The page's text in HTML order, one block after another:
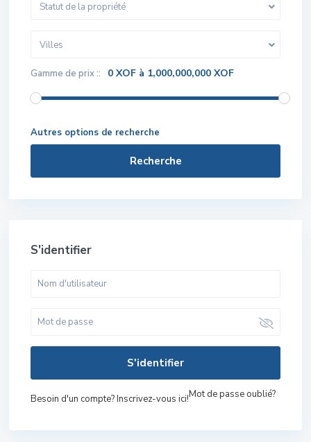
Statut de la propriété
Villes
Gamme de prix :: 0 XOF à 1,000,000,000 XOF
Autres options de recherche
Recherche
S'identifier
S'identifier
Besoin d'un compte? Inscrivez-vous ici!Mot de passe oublié?